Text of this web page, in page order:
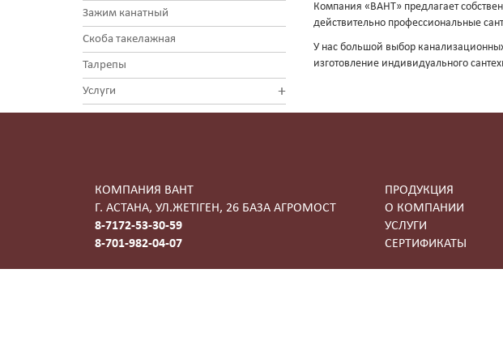
Зажим канатный
Скоба такелажная
Талрепы
Услуги +
Компания «ВАНТ» предлагает
действительно профессиональные
У нас большой выбор
изготовление индивидуального
КОМПАНИЯ ВАНТ
Г. АСТАНА, УЛ.ЖЕТIГЕН, 26 БАЗА АГРОМОСТ
8-7172-53-30-59
8-701-982-04-07
ПРОДУКЦИЯ
О КОМПАНИИ
УСЛУГИ
СЕРТИФИКАТЫ